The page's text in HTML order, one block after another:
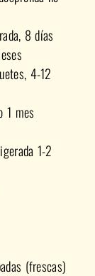
8 días
4-12
1 mes
1-2
(frescas)